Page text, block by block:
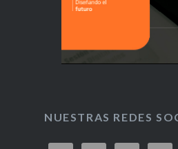
NUESTRAS REDES